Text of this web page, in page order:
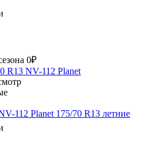
0₽
112 Planet 175/70 R13 летние